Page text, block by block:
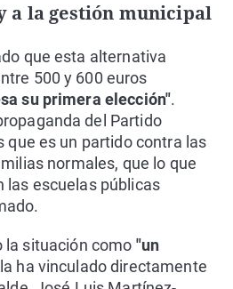
a la gestión municipal
que esta alternativa
500 y 600 euros
su primera elección".
del Partido
que es un partido contra las
normales, que lo que
las escuelas públicas
la situación como "un
ha vinculado directamente